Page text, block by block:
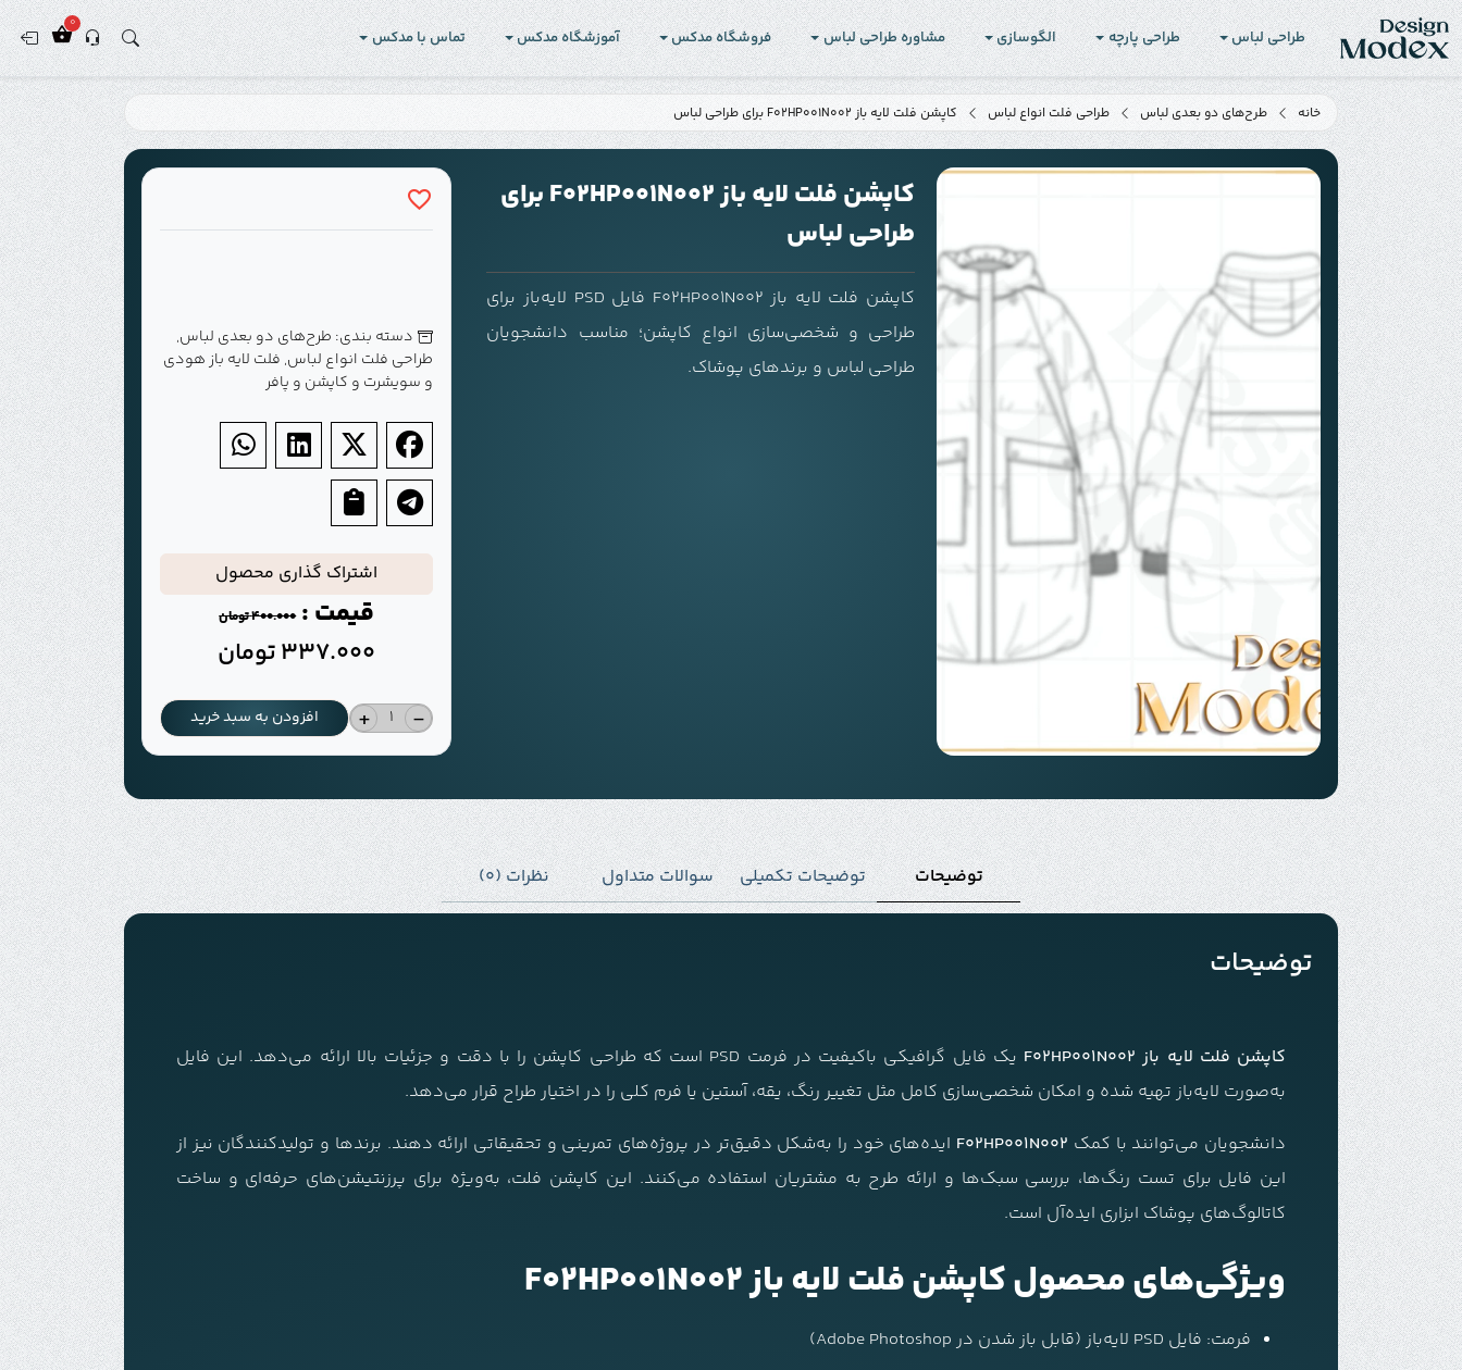
طراحی لباس طراحی پارچه الگوسازی مشاوره طراحی لباس فروشگاه مدکس آموزشگاه مدکس تماس با مدکس
0
خانه طرح‌های دو بعدی لباس طراحی فلت انواع لباس کاپشن فلت لایه باز F02HP001N002 برای طراحی لباس
کاپشن فلت لایه باز F02HP001N002 برای
طراحی لباس
کاپشن فلت لایه باز F02HP001N002 فایل PSD لایه‌باز برای
طراحی و شخصی‌سازی انواع کاپشن؛ مناسب دانشجویان
طراحی لباس و برندهای پوشاک.
دسته بندی: طرح‌های دو بعدی لباس,
طراحی فلت انواع لباس, فلت لایه باز هودی
و سویشرت و کاپشن و پافر
اشتراک گذاری محصول
قیمت :400.000تومان
337.000تومان
-
+ افزودن به سبد خرید
توضیحات توضیحات تکمیلی سوالات متداول نظرات (0)
توضیحات
کاپشن فلت لایه باز F02HP001N002
یک فایل گرافیکی باکیفیت در فرمت PSD است که طراحی کاپشن را با دقت و جزئیات بالا ارائه می‌دهد. این فایل
به‌صورت لایه‌باز تهیه شده و امکان شخصی‌سازی کامل مثل تغییر رنگ، یقه، آستین یا فرم کلی را در اختیار طراح قرار می‌دهد.
دانشجویان می‌توانند با کمک F02HP001N002 ایده‌های خود را به‌شکل دقیق‌تر در پروژه‌های تمرینی و تحقیقاتی ارائه دهند. برندها و تولیدکنندگان نیز از
این فایل برای تست رنگ‌ها، بررسی سبک‌ها و ارائه طرح به مشتریان استفاده می‌کنند. این کاپشن فلت، به‌ویژه برای پرزنتیشن‌های حرفه‌ای و ساخت
کاتالوگ‌های پوشاک ابزاری ایده‌آل است.
ویژگی‌های محصول کاپشن فلت لایه باز F02HP001N002
فرمت: فایل PSD لایه‌باز (قابل باز شدن در Adobe Photoshop)